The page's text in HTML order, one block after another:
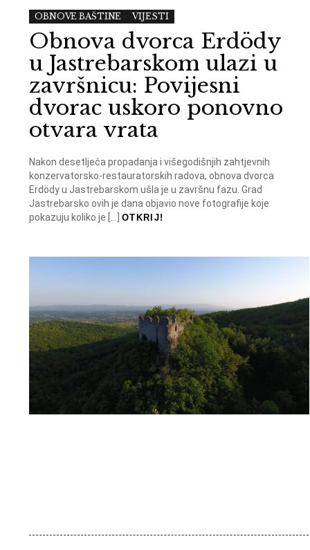
OBNOVE BAŠTINE VIJESTI
Obnova dvorca Erdödy
u Jastrebarskom ulazi u
završnicu: Povijesni
dvorac uskoro ponovno
otvara vrata
Nakon desetljeća propadanja i višegodišnjih zahtjevnih
konzervatorsko-restauratorskih radova, obnova dvorca
Erdödy u Jastrebarskom ušla je u završnu fazu. Grad
Jastrebarsko ovih je dana objavio nove fotografije koje
pokazuju koliko je […] OTKRIJ!